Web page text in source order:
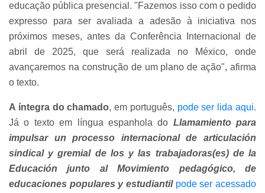
educação pública presencial. "Fazemos isso com o pedido
expresso para ser avaliada a adesão à iniciativa nos
próximos meses, antes da Conferência Internacional de
abril de 2025, que será realizada no México, onde
avançaremos na construção de um plano de ação", afirma
o texto.
A íntegra do chamado, em português, pode ser lida aqui.
Já o texto em língua espanhola do Llamamiento para
impulsar un processo internacional de articulación
sindical y gremial de los y las trabajadoras(es) de la
Educación junto al Movimiento pedagógico, de
educaciones populares y estudiantil pode ser acessado